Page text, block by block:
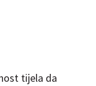
tijela da